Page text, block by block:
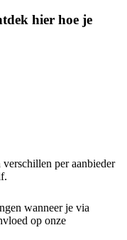
hier hoe je
per aanbieder
wanneer je via
op onze